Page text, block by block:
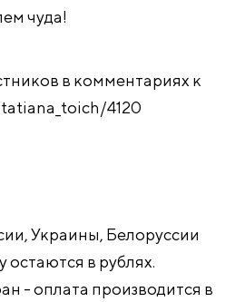
чуда!
в комментариях к
4120
Украины, Белоруссии
в рублях.
- оплата производится в